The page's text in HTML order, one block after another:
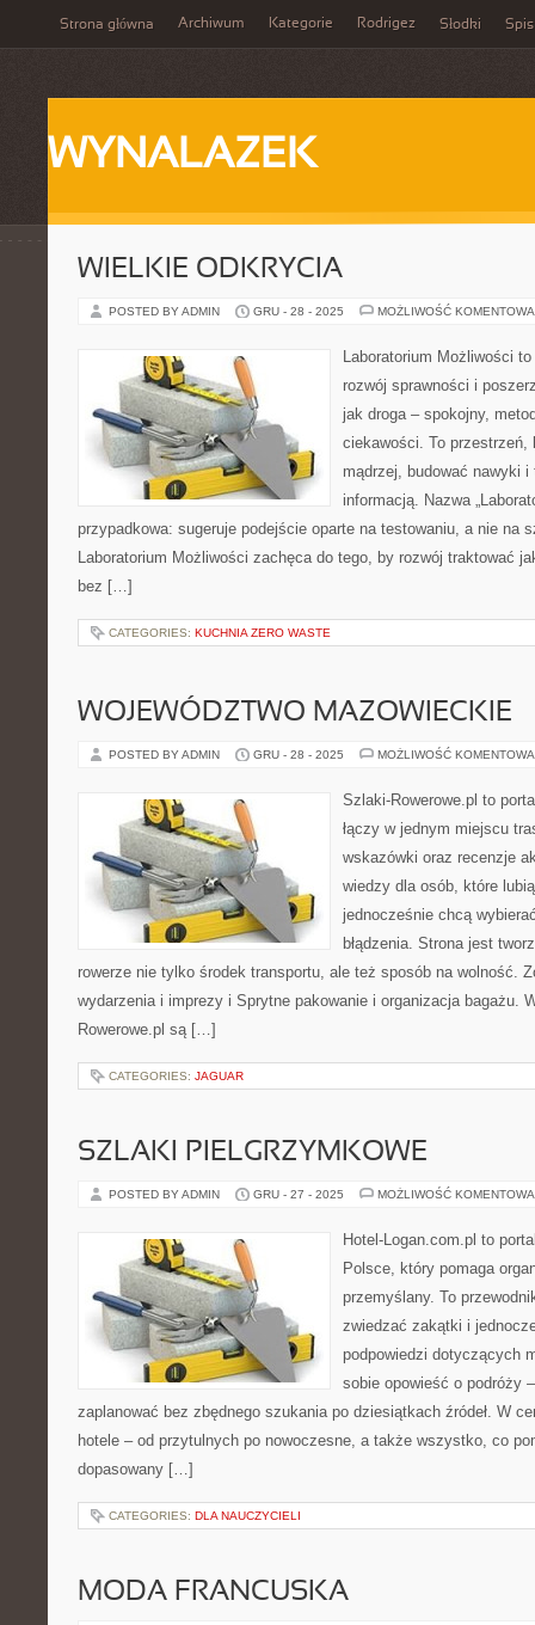
Strona główna Archiwum Kategorie Rodrigez Słodki Spis
WYNALAZEK
WIELKIE ODKRYCIA
POSTED BY ADMIN GRU - 28 - 2025 MOŻLIWOŚĆ
Laboratorium Możliwości
rozwój sprawności i
jak droga – spokojny,
ciekawości. To
mądrzej, budować nawyki
informacją. Nazwa
przypadkowa: sugeruje podejście oparte na testowaniu, a nie na
Laboratorium Możliwości zachęca do tego, by rozwój traktować
bez […]
CATEGORIES: KUCHNIA ZERO WASTE
WOJEWÓDZTWO MAZOWIECKIE
POSTED BY ADMIN GRU - 28 - 2025 MOŻLIWOŚĆ
Szlaki-Rowerowe.pl to
łączy w jednym miejscu
wskazówki oraz recenzje
wiedzy dla osób, które
jednocześnie chcą
błądzenia. Strona jest
rowerze nie tylko środek transportu, ale też sposób na wolność.
wydarzenia i imprezy i Sprytne pakowanie i organizacja bagażu.
Rowerowe.pl są […]
CATEGORIES: JAGUAR
SZLAKI PIELGRZYMKOWE
POSTED BY ADMIN GRU - 27 - 2025 MOŻLIWOŚĆ
Hotel-Logan.com.pl to
Polsce, który pomaga
przemyślany. To
zwiedzać zakątki i
podpowiedzi dotyczących
sobie opowieść o podróży
zaplanować bez zbędnego szukania po dziesiątkach źródeł. W
hotele – od przytulnych po nowoczesne, a także wszystko, co
dopasowany […]
CATEGORIES: DLA NAUCZYCIELI
MODA FRANCUSKA